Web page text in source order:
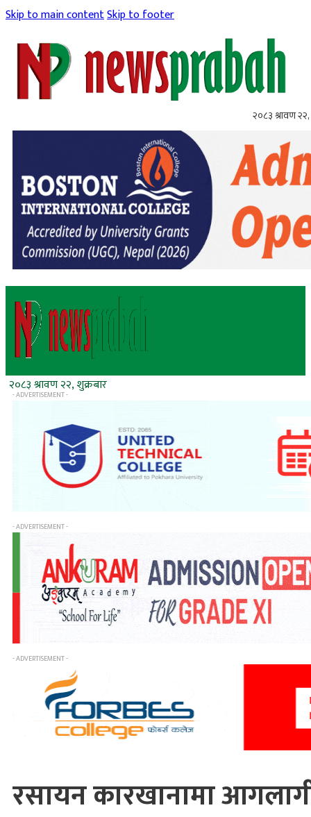
Skip to main contentSkip to footer
२०८३ श्रावण २२,
२०८३ श्रावण २२, शुक्रबार
- ADVERTISEMENT -
- ADVERTISEMENT -
- ADVERTISEMENT -
रसायन कारखानामा